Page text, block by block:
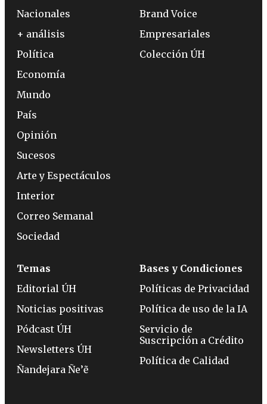
Nacionales
+ análisis
Política
Economía
Mundo
País
Opinión
Sucesos
Arte y Espectáculos
Interior
Correo Semanal
Sociedad
Brand Voice
Empresariales
Colección ÚH
Temas
Editorial ÚH
Noticias positivas
Pódcast ÚH
Newsletters ÚH
Ñandejara Ñe’ẽ
Bases y Condiciones
Políticas de Privacidad
Política de uso de la IA
Servicio de
Suscripción a Crédito
Política de Calidad